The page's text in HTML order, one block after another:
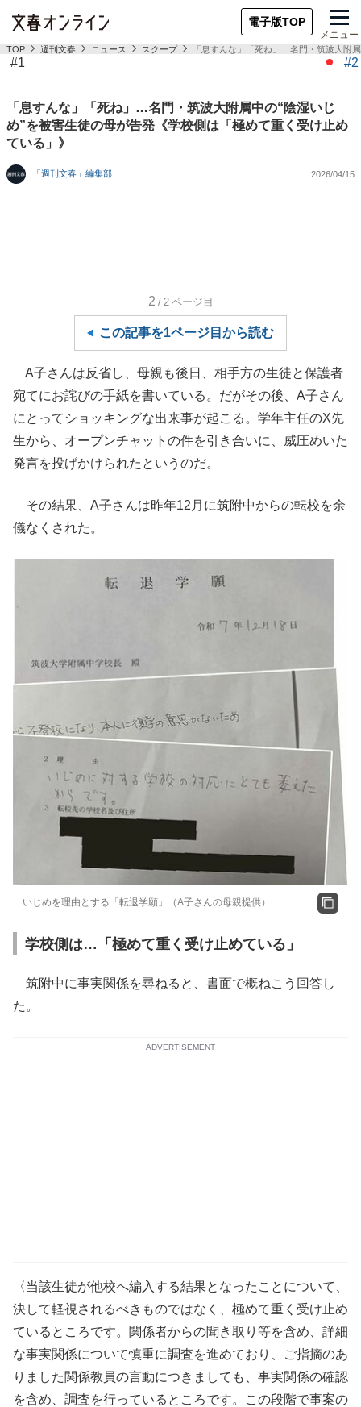
電子版TOP
メニュー
TOP 週刊文春 ニュース スクープ 「息すんな」「死ね」…名門・筑波大附
#1 #2
「息すんな」「死ね」…名門・筑波大附属中の“陰湿いじ
め”を被害生徒の母が告発《学校側は「極めて重く受け止め
ている」》
「週刊文春」編集部 2026/04/15
2 /2 ページ目
この記事を1ページ目から読む
A子さんは反省し、母親も後日、相手方の生徒と保護者
宛てにお詫びの手紙を書いている。だがその後、A子さん
にとってショッキングな出来事が起こる。学年主任のX先
生から、オープンチャットの件を引き合いに、威圧めいた
発言を投げかけられたというのだ。
その結果、A子さんは昨年12月に筑附中からの転校を余
儀なくされた。
いじめを理由とする「転退学願」（A子さんの母親提供）
学校側は…「極めて重く受け止めている」
筑附中に事実関係を尋ねると、書面で概ねこう回答し
た。
ADVERTISEMENT
〈当該生徒が他校へ編入する結果となったことについて、
決して軽視されるべきものではなく、極めて重く受け止め
ているところです。関係者からの聞き取り等を含め、詳細
な事実関係について慎重に調査を進めており、ご指摘のあ
りました関係教員の言動につきましても、事実関係の確認
を含め、調査を行っているところです。この段階で事案の